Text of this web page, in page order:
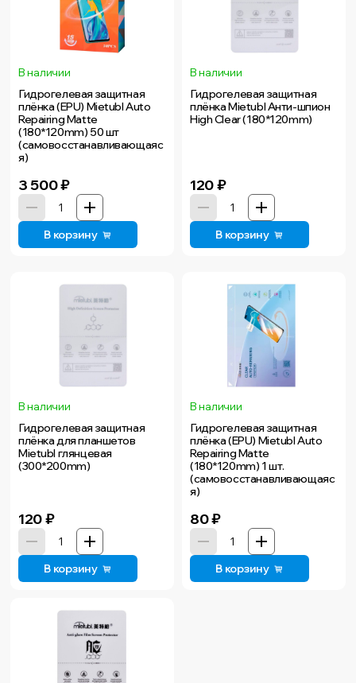
В наличии
Гидрогелевая защитная
плёнка (EPU) Mietubl Auto
Repairing Matte
(180*120mm) 50 шт
(самовосстанавливающаяс
я)
3 500₽
В корзину
В наличии
Гидрогелевая защитная
плёнка Mietubl Анти-шпион
High Clear (180*120mm)
120₽
В корзину
В наличии
Гидрогелевая защитная
плёнка для планшетов
Mietubl глянцевая
(300*200mm)
120₽
В корзину
В наличии
Гидрогелевая защитная
плёнка (EPU) Mietubl Auto
Repairing Matte
(180*120mm) 1 шт.
(самовосстанавливающаяс
я)
80₽
В корзину